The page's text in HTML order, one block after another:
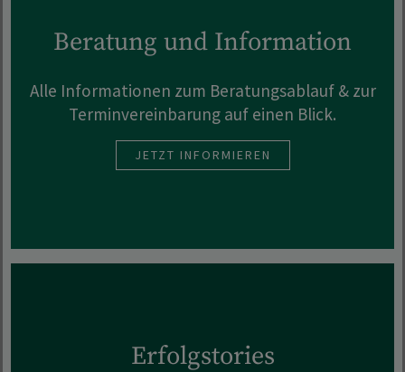
Beratung und Information
Alle Informationen zum Beratungsablauf & zur
Terminvereinbarung auf einen Blick.
JETZT INFORMIEREN
Erfolgstories